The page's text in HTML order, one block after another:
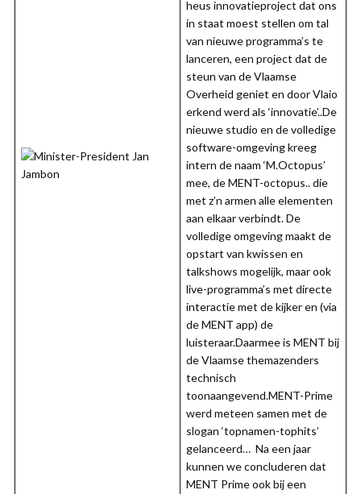
heus innovatieproject dat ons
in staat moest stellen om tal
van nieuwe programma’s te
lanceren, een project dat de
steun van de Vlaamse
Overheid geniet en door Vlaio
erkend werd als ‘innovatie’..De
nieuwe studio en de volledige
software-omgeving kreeg
intern de naam ‘M.Octopus’
mee, de MENT-octopus.. die
met z’n armen alle elementen
aan elkaar verbindt. De
volledige omgeving maakt de
opstart van kwissen en
talkshows mogelijk, maar ook
live-programma’s met directe
interactie met de kijker en (via
de MENT app) de
luisteraar.Daarmee is MENT bij
de Vlaamse themazenders
technisch
toonaangevend.MENT-Prime
werd meteen samen met de
slogan ‘topnamen-tophits’
gelanceerd… Na een jaar
kunnen we concluderen dat
MENT Prime ook bij een